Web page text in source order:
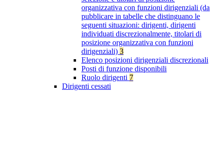
organizzativa con funzioni dirigenziali (da
pubblicare in tabelle che distinguano le
seguenti situazioni: dirigenti, dirigenti
individuati discrezionalmente, titolari di
posizione organizzativa con funzioni
dirigenziali) 3
Elenco posizioni dirigenziali discrezionali
Posti di funzione disponibili
Ruolo dirigenti 7
Dirigenti cessati